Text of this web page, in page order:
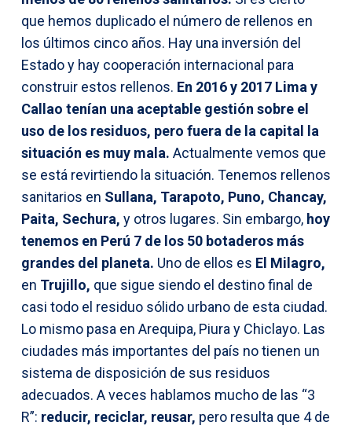
que hemos duplicado el número de rellenos en
los últimos cinco años. Hay una inversión del
Estado y hay cooperación internacional para
construir estos rellenos. En 2016 y 2017 Lima y
Callao tenían una aceptable gestión sobre el
uso de los residuos, pero fuera de la capital la
situación es muy mala. Actualmente vemos que
se está revirtiendo la situación. Tenemos rellenos
sanitarios en Sullana, Tarapoto, Puno, Chancay,
Paita, Sechura, y otros lugares. Sin embargo, hoy
tenemos en Perú 7 de los 50 botaderos más
grandes del planeta. Uno de ellos es El Milagro,
en Trujillo, que sigue siendo el destino final de
casi todo el residuo sólido urbano de esta ciudad.
Lo mismo pasa en Arequipa, Piura y Chiclayo. Las
ciudades más importantes del país no tienen un
sistema de disposición de sus residuos
adecuados. A veces hablamos mucho de las “3
R”: reducir, reciclar, reusar, pero resulta que 4 de